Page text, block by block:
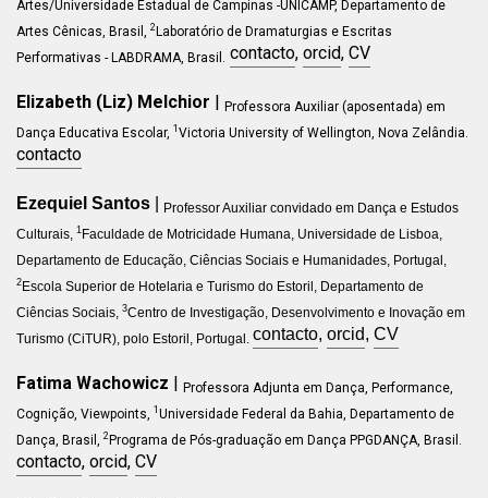
Artes/Universidade Estadual de Campinas -UNICAMP, Departamento de
Artes Cênicas, Brasil, 2Laboratório de Dramaturgias e Escritas
Performativas - LABDRAMA, Brasil. contacto, orcid, CV
Elizabeth (Liz) Melchior | Professora Auxiliar (aposentada) em
Dança Educativa Escolar, 1 Victoria University of Wellington, Nova Zelândia.
contacto
Ezequiel Santos
Professor Auxiliar convidado em Dança e Estudos
Culturais, 1Faculdade de Motricidade Humana, Universidade de Lisboa,
Departamento de Educação, Ciências Sociais e Humanidades, Portugal,
2Escola Superior de Hotelaria e Turismo do Estoril, Departamento de
Ciências Sociais, 3Centro de Investigação, Desenvolvimento e Inovação em
Turismo (CiTUR), polo Estoril, Portugal. contacto, orcid, CV
Fatima Wachowicz | Professora Adjunta em Dança, Performance,
Cognição, Viewpoints, 1 Universidade Federal da Bahia, Departamento de
Dança, Brasil, 2Programa de Pós-graduação em Dança PPGDANÇA, Brasil.
contacto, orcid, CV